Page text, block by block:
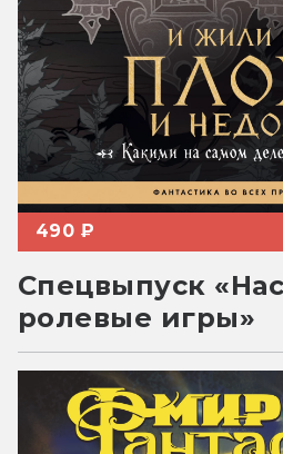
490 ₽
Спецвыпуск
ролевые игры»